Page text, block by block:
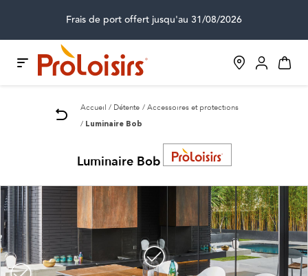
Frais de port offert jusqu'au 31/08/2026
Accueil Détente Accessoires et protections
Luminaire Bob
Luminaire Bob